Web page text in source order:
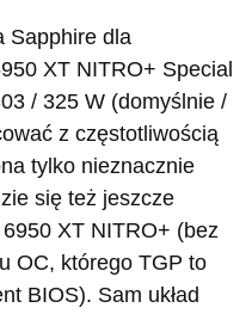
Sapphire dla
XT NITRO+ Special
/ 325 W (domyślnie /
z częstotliwością
tylko nieznacznie
się też jeszcze
XT NITRO+ (bez
OC, którego TGP to
BIOS). Sam układ